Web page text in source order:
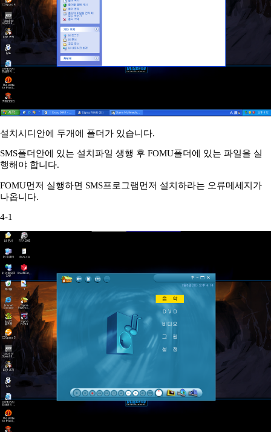
설치시디안에 두개에 폴더가 있습니다.
SMS폴더안에 있는 설치파일 생행 후 FOMU폴더에 있는 파일을 실
행해야 합니다.
FOMU먼저 실행하면 SMS프로그램먼저 설치하라는 오류메세지가
나옵니다.
4-1